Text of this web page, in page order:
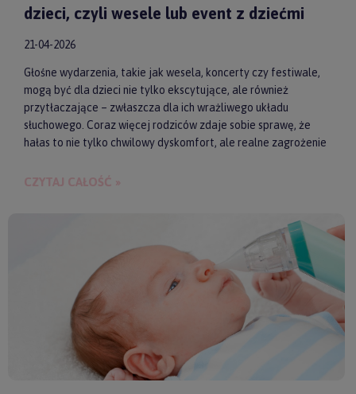
dzieci, czyli wesele lub event z dziećmi
21-04-2026
Głośne wydarzenia, takie jak wesela, koncerty czy festiwale,
mogą być dla dzieci nie tylko ekscytujące, ale również
przytłaczające – zwłaszcza dla ich wrażliwego układu
słuchowego. Coraz więcej rodziców zdaje sobie sprawę, że
hałas to nie tylko chwilowy dyskomfort, ale realne zagrożenie
słuchawki ochronne przestają być postrzegane jako zbędny
CZYTAJ CAŁOŚĆ »